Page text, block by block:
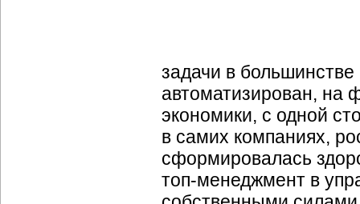
задачи в
автоматизирован, на
экономики, с одной
в самих компаниях,
сформировалась
топ-менеджмент в